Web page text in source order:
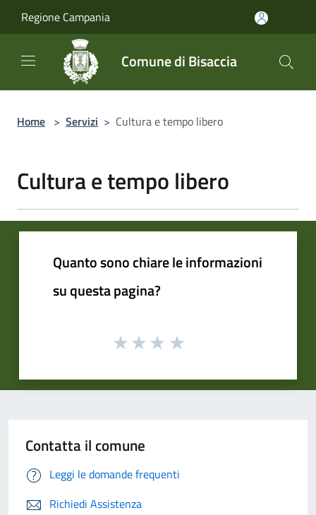
Regione Campania
Comune di Bisaccia
Home > Servizi > Cultura e tempo libero
Cultura e tempo libero
Quanto sono chiare le informazioni
su questa pagina?
Contatta il comune
Leggi le domande frequenti
Richiedi Assistenza